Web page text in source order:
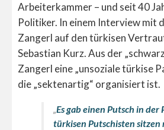
Arbeiterkammer – und seit 40
Politiker. In einem Interview mit
Zangerl auf den türkisen
Sebastian Kurz. Aus der
Zangerl eine „unsoziale türkise
die „sektenartig“ organisiert ist.
„Es gab einen Putsch in der
türkisen Putschisten sitzen